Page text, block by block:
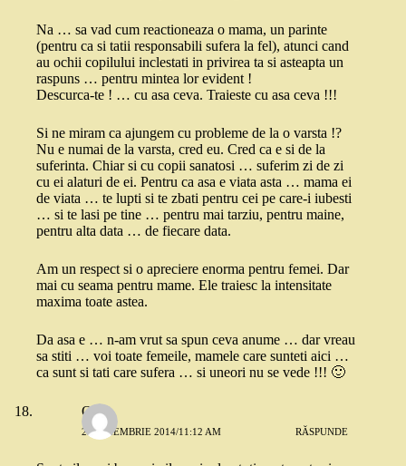
Na … sa vad cum reactioneaza o mama, un parinte
(pentru ca si tatii responsabili sufera la fel), atunci cand
au ochii copilului inclestati in privirea ta si asteapta un
raspuns … pentru mintea lor evident !
Descurca-te ! … cu asa ceva. Traieste cu asa ceva !!!
Si ne miram ca ajungem cu probleme de la o varsta !?
Nu e numai de la varsta, cred eu. Cred ca e si de la
suferinta. Chiar si cu copii sanatosi … suferim zi de zi
cu ei alaturi de ei. Pentru ca asa e viata asta … mama ei
de viata … te lupti si te zbati pentru cei pe care-i iubesti
… si te lasi pe tine … pentru mai tarziu, pentru maine,
pentru alta data … de fiecare data.
Am un respect si o apreciere enorma pentru femei. Dar
mai cu seama pentru mame. Ele traiesc la intensitate
maxima toate astea.
Da asa e … n-am vrut sa spun ceva anume … dar vreau
sa stiti … voi toate femeile, mamele care sunteti aici …
ca sunt si tati care sufera … si uneori nu se vede !!! 🙂
Oana
25 NOIEMBRIE 2014/11:12 AM RĂSPUNDE